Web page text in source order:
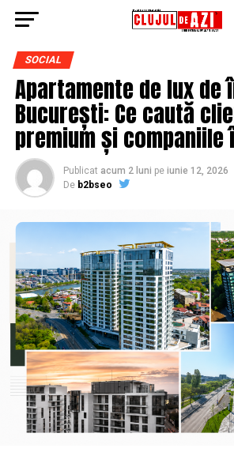
SOCIAL
Apartamente de lux
București: Ce caută
premium și companiile
Publicat acum 2 luni pe iunie 12, 2026
De b2bseo